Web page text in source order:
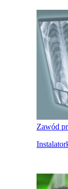
Zawód